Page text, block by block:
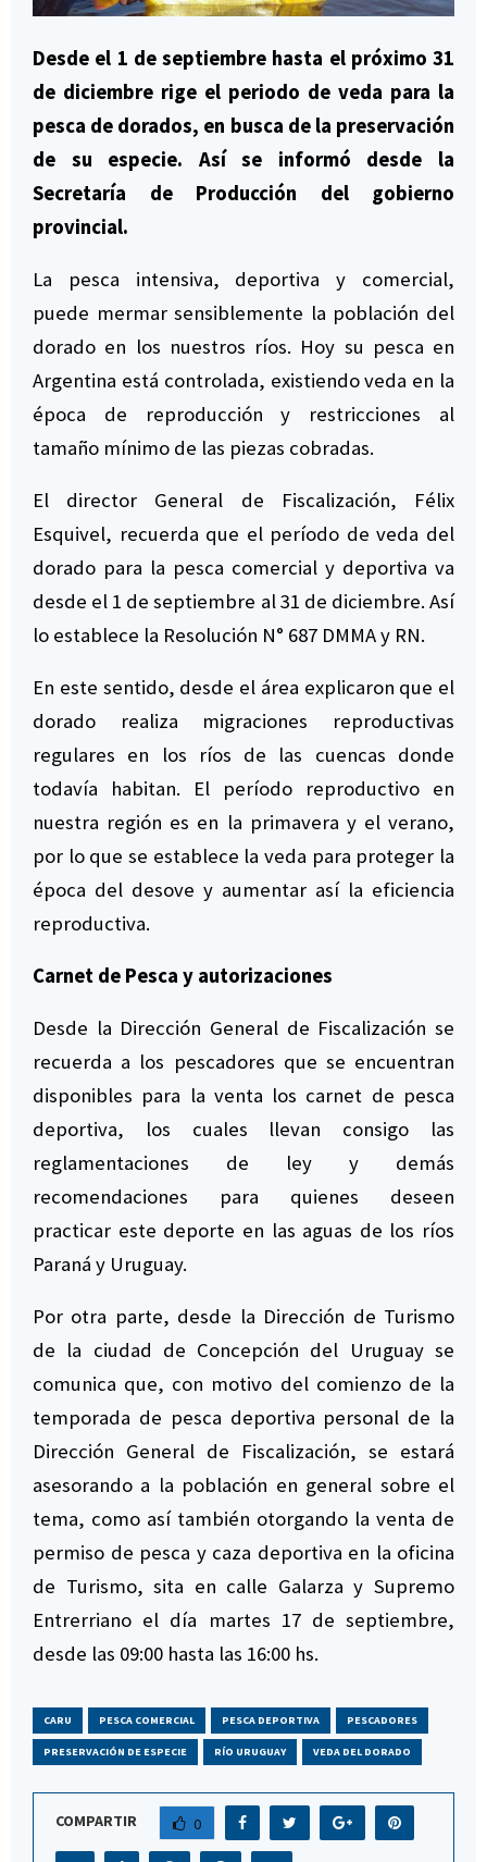
Desde el 1 de septiembre hasta el próximo 31
de diciembre rige el periodo de veda para la
pesca de dorados, en busca de la preservación
de su especie. Así se informó desde la
Secretaría de Producción del gobierno
provincial.
La pesca intensiva, deportiva y comercial,
puede mermar sensiblemente la población del
dorado en los nuestros ríos. Hoy su pesca en
Argentina está controlada, existiendo veda en la
época de reproducción y restricciones al
tamaño mínimo de las piezas cobradas.
El director General de Fiscalización, Félix
Esquivel, recuerda que el período de veda del
dorado para la pesca comercial y deportiva va
desde el 1 de septiembre al 31 de diciembre. Así
lo establece la Resolución N° 687 DMMA y RN.
En este sentido, desde el área explicaron que el
dorado realiza migraciones reproductivas
regulares en los ríos de las cuencas donde
todavía habitan. El período reproductivo en
nuestra región es en la primavera y el verano,
por lo que se establece la veda para proteger la
época del desove y aumentar así la eficiencia
reproductiva.
Carnet de Pesca y autorizaciones
Desde la Dirección General de Fiscalización se
recuerda a los pescadores que se encuentran
disponibles para la venta los carnet de pesca
deportiva, los cuales llevan consigo las
reglamentaciones de ley y demás
recomendaciones para quienes deseen
practicar este deporte en las aguas de los ríos
Paraná y Uruguay.
Por otra parte, desde la Dirección de Turismo
de la ciudad de Concepción del Uruguay se
comunica que, con motivo del comienzo de la
temporada de pesca deportiva personal de la
Dirección General de Fiscalización, se estará
asesorando a la población en general sobre el
tema, como así también otorgando la venta de
permiso de pesca y caza deportiva en la oficina
de Turismo, sita en calle Galarza y Supremo
Entrerriano el día martes 17 de septiembre,
desde las 09:00 hasta las 16:00 hs.
CARU PESCA COMERCIAL PESCA DEPORTIVA PESCADORES
PRESERVACIÓN DE ESPECIE RÍO URUGUAY VEDA DEL DORADO
COMPARTIR 0